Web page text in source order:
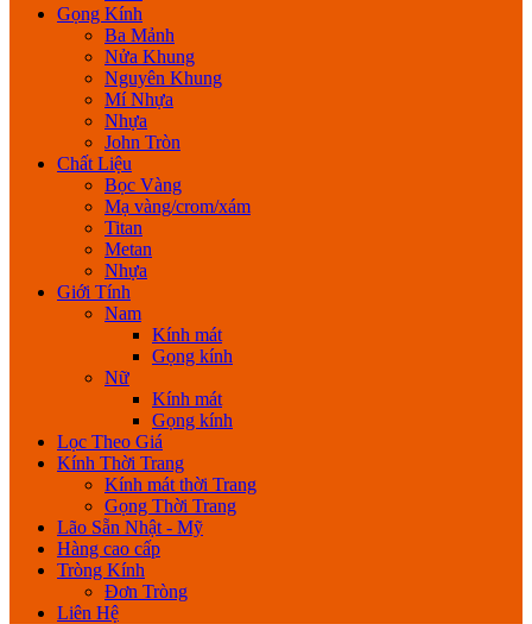
Gọng Kính
Ba Mảnh
Nửa Khung
Nguyên Khung
Mí Nhựa
Nhựa
John Tròn
Chất Liệu
Bọc Vàng
Mạ vàng/crom/xám
Titan
Metan
Nhựa
Giới Tính
Nam
Kính mát
Gọng kính
Nữ
Kính mát
Gọng kính
Lọc Theo Giá
Kính Thời Trang
Kính mát thời Trang
Gọng Thời Trang
Lão Sẵn Nhật - Mỹ
Hàng cao cấp
Tròng Kính
Đơn Tròng
Liên Hệ